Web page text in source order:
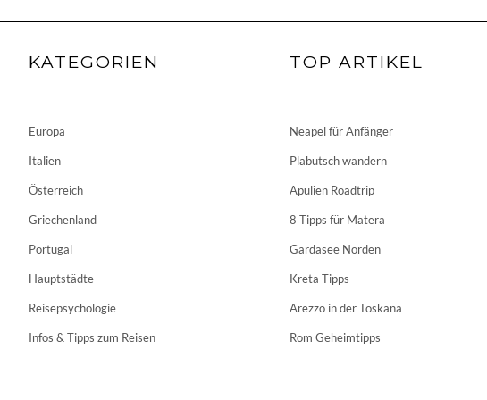
KATEGORIEN
Europa
Italien
Österreich
Griechenland
Portugal
Hauptstädte
Reisepsychologie
Infos & Tipps zum Reisen
TOP ARTIKEL
Neapel für Anfänger
Plabutsch wandern
Apulien Roadtrip
8 Tipps für Matera
Gardasee Norden
Kreta Tipps
Arezzo in der Toskana
Rom Geheimtipps